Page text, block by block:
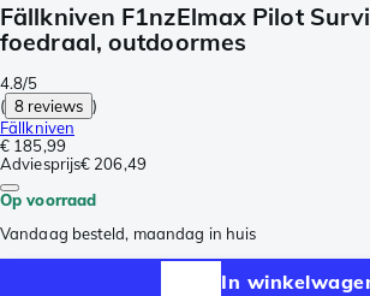
Fällkniven F1nzElmax Pilot
foedraal, outdoormes
4.8/5
( 8 reviews )
Fällkniven
€ 185,99
Adviesprijs€ 206,49
Op voorraad
Vandaag besteld, maandag in huis
In